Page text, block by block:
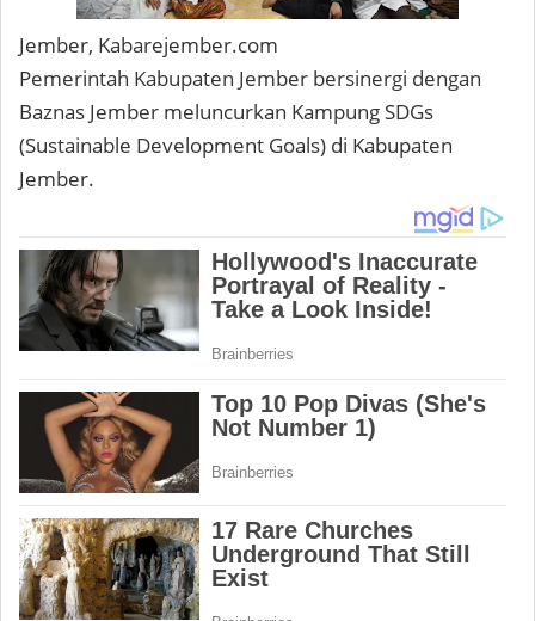
Jember, Kabarejember.com
Pemerintah Kabupaten Jember bersinergi dengan
Baznas Jember meluncurkan Kampung SDGs
(Sustainable Development Goals) di Kabupaten
Jember.